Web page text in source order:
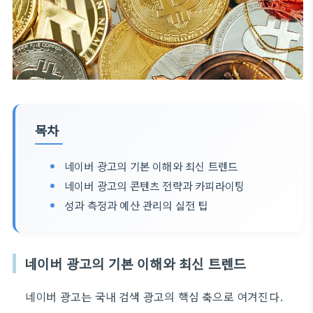
목차
네이버 광고의 기본 이해와 최신 트렌드
네이버 광고의 콘텐츠 전략과 카피라이팅
성과 측정과 예산 관리의 실전 팁
네이버 광고의 기본 이해와 최신 트렌드
네이버 광고는 국내 검색 광고의 핵심 축으로 여겨진다.